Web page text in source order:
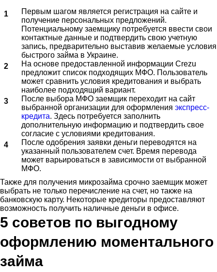
Первым шагом является регистрация на сайте и
получение персональных предложений.
Потенциальному заемщику потребуется ввести свои
контактные данные и подтвердить свою учетную
запись, предварительно выставив желаемые условия
быстрого займа в Украине.
На основе предоставленной информации Crezu
предложит список подходящих МФО. Пользователь
может сравнить условия кредитования и выбрать
наиболее подходящий вариант.
После выбора МФО заемщик переходит на сайт
выбранной организации для оформления экспресс-
кредита. Здесь потребуется заполнить
дополнительную информацию и подтвердить свое
согласие с условиями кредитования.
После одобрения заявки деньги переводятся на
указанный пользователем счет. Время перевода
может варьироваться в зависимости от выбранной
МФО.
Также для получения микрозайма срочно заемщик может
выбрать не только перечисление на счет, но также на
банковскую карту. Некоторые кредиторы предоставляют
возможность получить наличные деньги в офисе.
5 советов по выгодному
оформлению моментального
займа